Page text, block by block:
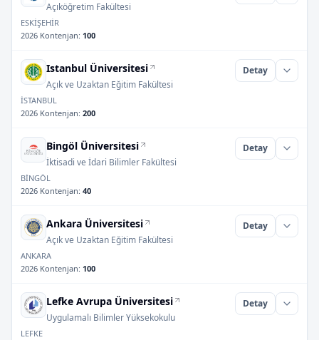
Açıköğretim Fakültesi
ESKİŞEHİR
2026 Kontenjan: 100
Istanbul Üniversitesi
Açık ve Uzaktan Eğitim Fakültesi
Detay
İSTANBUL
2026 Kontenjan: 200
Bingöl Üniversitesi
İktisadi ve İdari Bilimler Fakültesi
Detay
BİNGÖL
2026 Kontenjan: 40
Ankara Üniversitesi
Açık ve Uzaktan Eğitim Fakültesi
Detay
ANKARA
2026 Kontenjan: 100
Lefke Avrupa Üniversitesi
Uygulamalı Bilimler Yüksekokulu
Detay
LEFKE